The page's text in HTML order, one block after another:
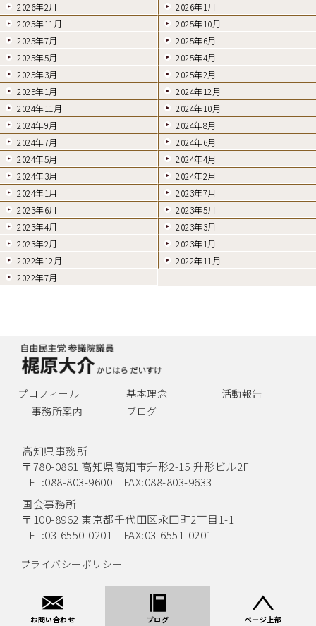
2026年2月
2026年1月
2025年11月
2025年10月
2025年7月
2025年6月
2025年5月
2025年4月
2025年3月
2025年2月
2025年1月
2024年12月
2024年11月
2024年10月
2024年9月
2024年8月
2024年7月
2024年6月
2024年5月
2024年4月
2024年3月
2024年2月
2024年1月
2023年7月
2023年6月
2023年5月
2023年4月
2023年3月
2023年2月
2023年1月
2022年12月
2022年11月
2022年7月
プロフィール 基本理念
活動報告
事務所案内
ブログ
高知県事務所
〒780-0861 高知県高知市升形2-15 升形ビル2F
TEL:088-803-9600 FAX:088-803-9633
国会事務所
〒100-8962 東京都千代田区永田町2丁目1-1
TEL:03-6550-0201 FAX:03-6551-0201
プライバシーポリシー
©自由民主党 参議院議員 梶原大介 . All Rights Reserved.
お問い合わせ ブログ ページ上部